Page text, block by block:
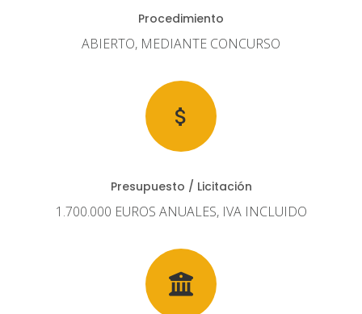
Procedimiento
ABIERTO, MEDIANTE CONCURSO
Presupuesto / Licitación
1.700.000 EUROS ANUALES, IVA INCLUIDO